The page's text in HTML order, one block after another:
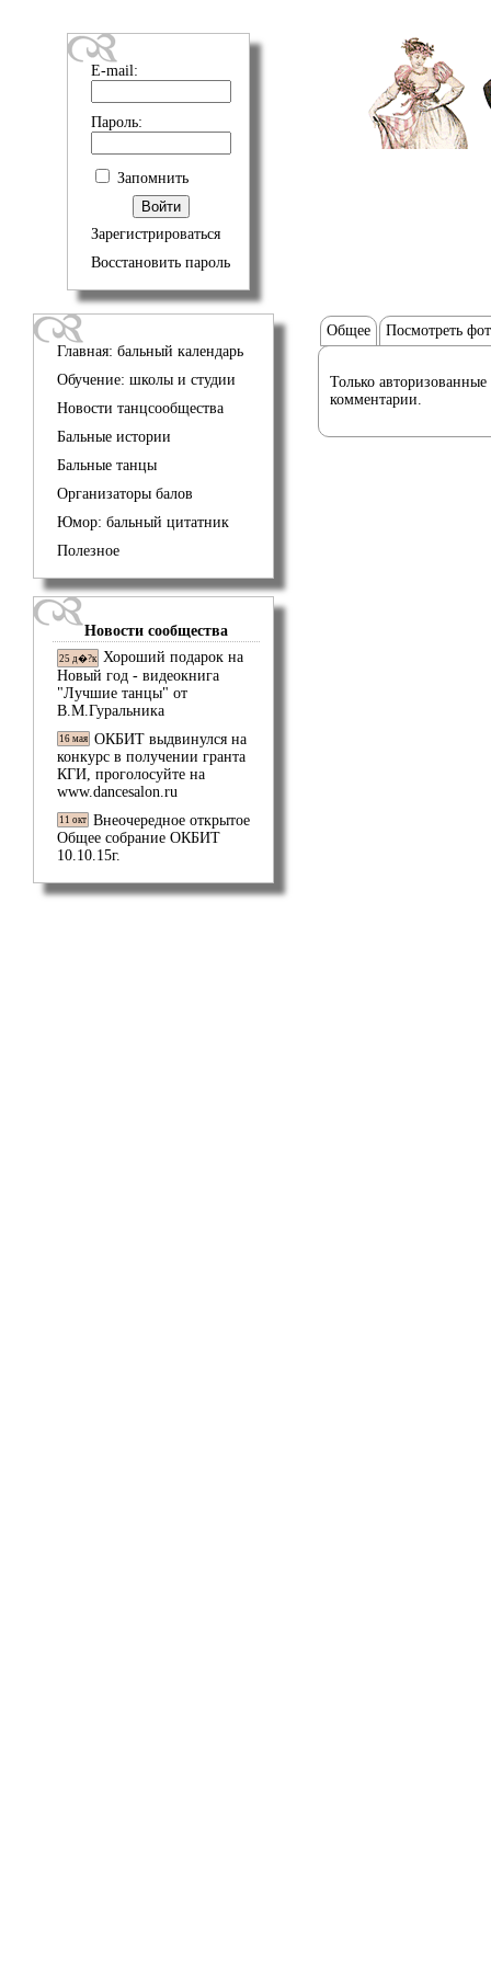
E-mail:
Пароль:
Запомнить
Зарегистрироваться
Восстановить пароль
Главная: бальный календарь
Обучение: школы и студии
Новости танцсообщества
Бальные истории
Бальные танцы
Организаторы балов
Юмор: бальный цитатник
Полезное
Новости сообщества
25 д�?к Хороший подарок на
Новый год - видеокнига
"Лучшие танцы" от
В.М.Гуральника
16 мая ОКБИТ выдвинулся на
конкурс в получении гранта
КГИ, проголосуйте на
www.dancesalon.ru
11 окт Внеочередное открытое
Общее собрание ОКБИТ
10.10.15г.
Общее Посмотреть
Только авторизованные
комментарии.